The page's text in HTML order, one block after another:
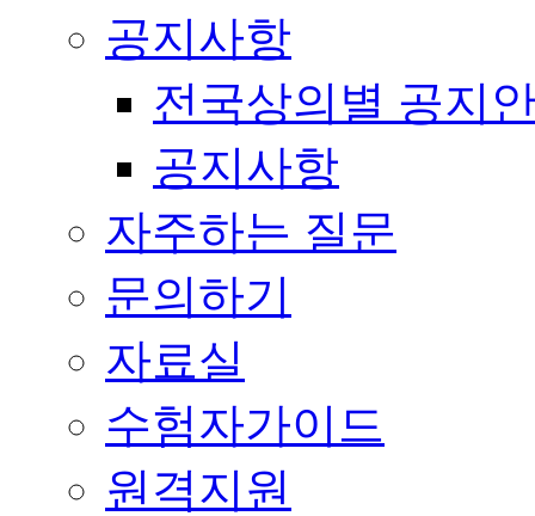
공지사항
전국상의별 공지
공지사항
자주하는 질문
문의하기
자료실
수험자가이드
원격지원